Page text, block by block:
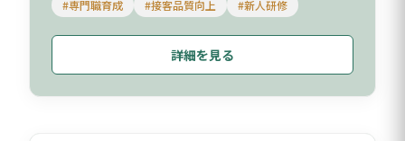
#専門職育成 #接客品質向上 #新人研修
詳細を見る